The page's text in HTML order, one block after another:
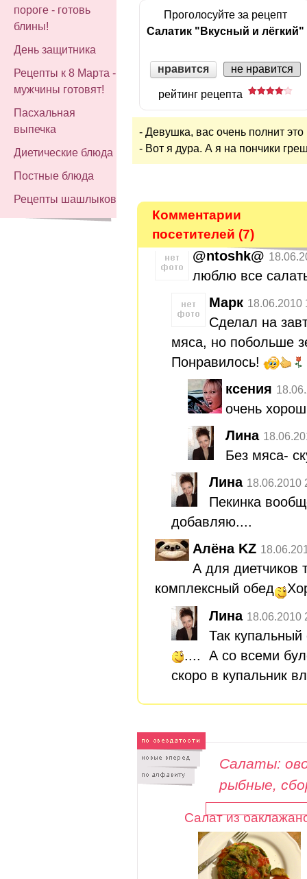
пороге - готовь
блины!
День защитника
Рецепты к 8 Марта -
мужчины готовят!
Пасхальная
выпечка
Диетические блюда
Постные блюда
Рецепты шашлыков
Проголосуйте за рецепт
Салатик "Вкусный и лёгкий"
нравится не нравится
рейтинг рецепта
- Девушка, вас очень полнит это
- Вот я дура. А я на пончики
Комментарии
посетителей (7)
@ntoshk@
люблю все
Марк 18.06.2010
Сделал на
мяса, но побольше
Понравилось!
ксения
очень
Лина
Без мяса-
Лина 18.06.2010
Пекинка
добавляю....
Алёна KZ
А для диетчиков
комплексный обед
Лина 18.06.2010
Так купальный
.... А со всеми
скоро в купальник
Салаты:
рыбные,
Салат из